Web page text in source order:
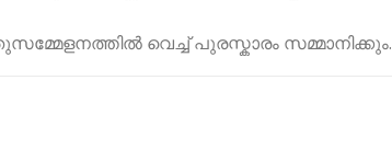
വെച്ച് പുരസ്കാരം സമ്മാനിക്കും.